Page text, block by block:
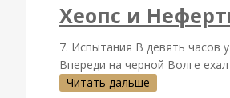
Хеопс и
7. Испытания В девять часов
Впереди на черной Волге
Читать дальше